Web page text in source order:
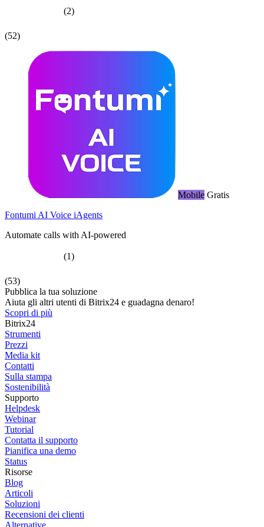
(2)
(52)
Mobile Gratis
Fontumi AI Voice iAgents
Automate calls with AI-powered
(1)
(53)
Pubblica la tua soluzione
Aiuta gli altri utenti di Bitrix24 e guadagna denaro!
Scopri di più
Bitrix24
Strumenti
Prezzi
Media kit
Contatti
Sulla stampa
Sostenibilità
Supporto
Helpdesk
Webinar
Tutorial
Contatta il supporto
Pianifica una demo
Status
Risorse
Blog
Articoli
Soluzioni
Recensioni dei clienti
Alternative